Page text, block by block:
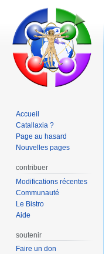
Accueil
Catallaxia ?
Page au hasard
Nouvelles pages
contribuer
Modifications récentes
Communauté
Le Bistro
Aide
soutenir
Faire un don